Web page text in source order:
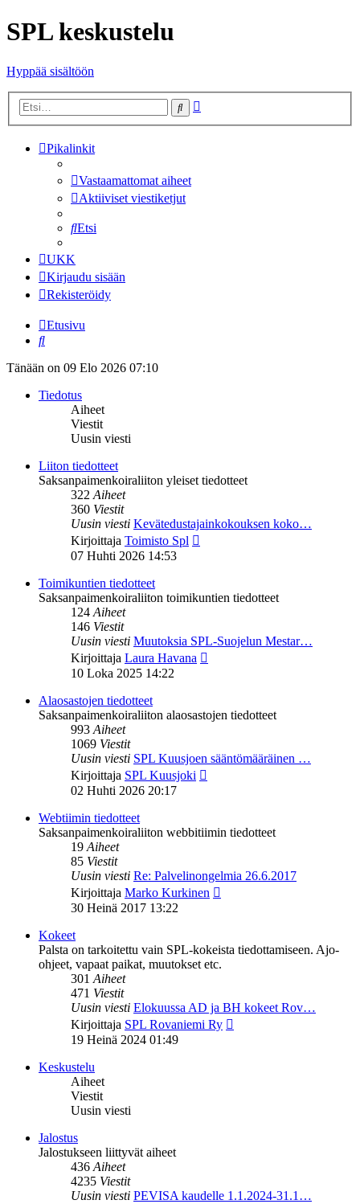
SPL keskustelu
Hyppää sisältöön
Etsi
Pikalinkit
Vastaamattomat aiheet
Aktiiviset viestiketjut
Etsi
UKK
Kirjaudu sisään
Rekisteröidy
Etusivu
Etsi
Tänään on 09 Elo 2026 07:10
Tiedotus
Aiheet
Viestit
Uusin viesti
Liiton tiedotteet
Saksanpaimenkoiraliiton yleiset tiedotteet
322Aiheet
360 Viestit
Uusin viesti Kevätedustajainkokouksen koko…
Kirjoittaja Toimisto Spl
07 Huhti 2026 14:53
Toimikuntien tiedotteet
Saksanpaimenkoiraliiton toimikuntien tiedotteet
124Aiheet
146 Viestit
Uusin viesti Muutoksia SPL-Suojelun Mestar…
Kirjoittaja Laura Havana
10 Loka 2025 14:22
Alaosastojen tiedotteet
Saksanpaimenkoiraliiton alaosastojen tiedotteet
993Aiheet
1069 Viestit
Uusin viesti SPL Kuusjoen sääntömääräinen …
Kirjoittaja SPL Kuusjoki
02 Huhti 2026 20:17
Webtiimin tiedotteet
Saksanpaimenkoiraliiton webbitiimin tiedotteet
19Aiheet
85 Viestit
Uusin viesti Re: Palvelinongelmia 26.6.2017
Kirjoittaja Marko Kurkinen
30 Heinä 2017 13:22
Kokeet
Palsta on tarkoitettu vain SPL-kokeista tiedottamiseen. Ajo-
ohjeet, vapaat paikat, muutokset etc.
301Aiheet
471 Viestit
Uusin viesti Elokuussa AD ja BH kokeet Rov…
Kirjoittaja SPL Rovaniemi Ry
19 Heinä 2024 01:49
Keskustelu
Aiheet
Viestit
Uusin viesti
Jalostus
Jalostukseen liittyvät aiheet
436Aiheet
4235 Viestit
Uusin viesti PEVISA kaudelle 1.1.2024-31.1…